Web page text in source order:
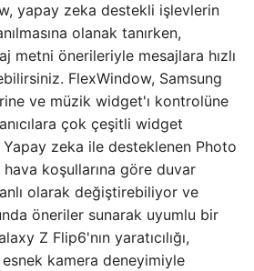
yapay zeka destekli işlevlerin
olanak tanırken,
metni önerileriyle mesajlara hızlı
FlexWindow, Samsung
ve müzik widget'ı kontrolüne
çok çeşitli widget
zeka ile desteklenen Photo
koşullarına göre duvar
olarak değiştirebiliyor ve
öneriler sunarak uyumlu bir
Z Flip6'nın yaratıcılığı,
kamera deneyimiyle